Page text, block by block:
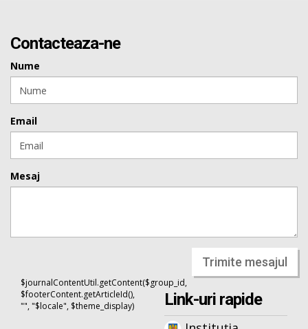
Contacteaza-ne
Nume
Email
Mesaj
Trimite mesajul
$journalContentUtil.getContent($group_id,
$footerContent.getArticleId(),
"", "$locale", $theme_display)
Link-uri rapide